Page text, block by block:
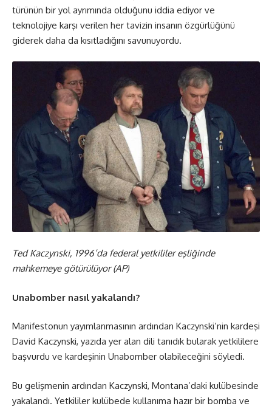
türünün bir yol ayrımında olduğunu iddia ediyor ve
teknolojiye karşı verilen her tavizin insanın özgürlüğünü
giderek daha da kısıtladığını savunuyordu.
Ted Kaczynski, 1996’da federal yetkililer eşliğinde
mahkemeye götürülüyor (AP)
Unabomber nasıl yakalandı?
Manifestonun yayımlanmasının ardından Kaczynski’nin kardeşi
David Kaczynski, yazıda yer alan dili tanıdık bularak yetkililere
başvurdu ve kardeşinin Unabomber olabileceğini söyledi.
Bu gelişmenin ardından Kaczynski, Montana’daki kulübesinde
yakalandı. Yetkililer kulübede kullanıma hazır bir bomba ve